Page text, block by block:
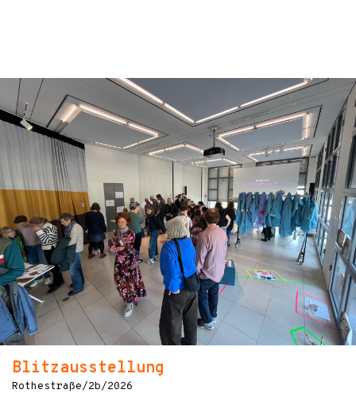
Blitzausstellung
Rothestraße/2b/2026